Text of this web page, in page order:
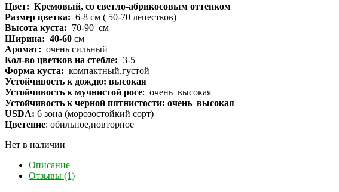
Цвет: Кремовый, со светло-абрикосовым оттенком
Размер цветка: 6-8 см ( 50-70 лепестков)
Высота куста: 70-90 см
Ширина: 40-60 см
Аромат: очень сильный
Кол-во цветков на стебле: 3-5
Форма куста: компактный,густой
Устойчивость к дождю: высокая
Устойчивость к мучнистой росе: очень высокая
Устойчивость к черной пятнистости: очень высокая
USDA: 6 зона (морозостойкий сорт)
Цветение: обильное,повторное
Нет в наличии
Описание
Отзывы (1)